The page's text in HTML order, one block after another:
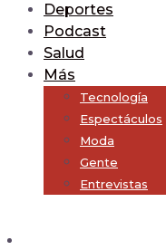
Deportes
Podcast
Salud
Más
Tecnología
Espectáculos
Moda
Gente
Entrevistas